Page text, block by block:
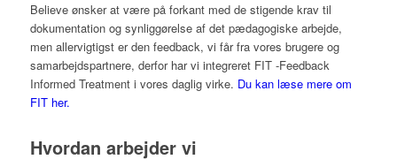
Believe ønsker at være på forkant med de stigende krav til
dokumentation og synliggørelse af det pædagogiske arbejde,
men allervigtigst er den feedback, vi får fra vores brugere og
samarbejdspartnere, derfor har vi integreret FIT -Feedback
Informed Treatment i vores daglig virke. Du kan læse mere om
FIT her.
Hvordan arbejder vi